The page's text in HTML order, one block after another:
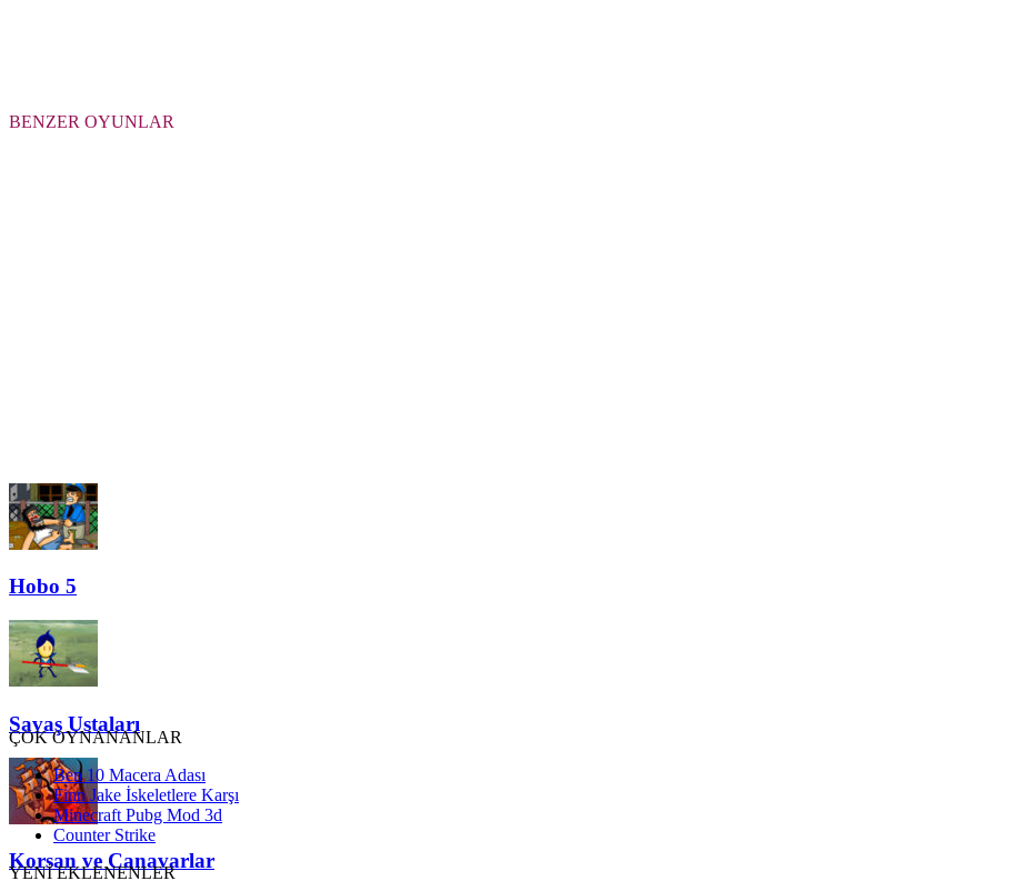
BENZER OYUNLAR
Hobo 5
Savaş Ustaları
Korsan ve Canavarlar
ÇOK OYNANANLAR
Ben 10 Macera Adası
Finn Jake İskeletlere Karşı
Minecraft Pubg Mod 3d
Counter Strike
YENİ EKLENENLER